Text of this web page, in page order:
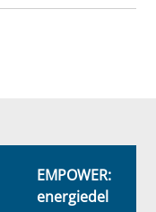
EMPOWER:
energiedel